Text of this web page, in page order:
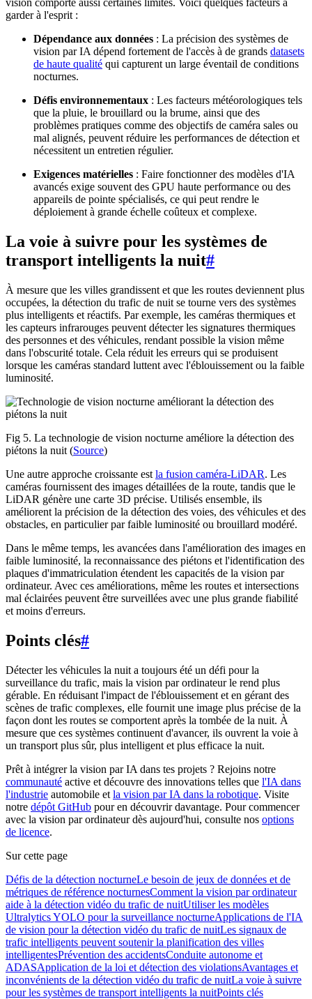
vision comporte aussi certaines limites. Voici quelques facteurs à
garder à l'esprit :
Dépendance aux données : La précision des systèmes de
vision par IA dépend fortement de l'accès à de grands datasets
de haute qualité qui capturent un large éventail de conditions
nocturnes.
Défis environnementaux : Les facteurs météorologiques tels
que la pluie, le brouillard ou la brume, ainsi que des
problèmes pratiques comme des objectifs de caméra sales ou
mal alignés, peuvent réduire les performances de détection et
nécessitent un entretien régulier.
Exigences matérielles : Faire fonctionner des modèles d'IA
avancés exige souvent des GPU haute performance ou des
appareils de pointe spécialisés, ce qui peut rendre le
déploiement à grande échelle coûteux et complexe.
La voie à suivre pour les systèmes de
transport intelligents la nuit#
À mesure que les villes grandissent et que les routes deviennent plus
occupées, la détection du trafic de nuit se tourne vers des systèmes
plus intelligents et réactifs. Par exemple, les caméras thermiques et
les capteurs infrarouges peuvent détecter les signatures thermiques
des personnes et des véhicules, rendant possible la vision même
dans l'obscurité totale. Cela réduit les erreurs qui se produisent
lorsque les caméras standard luttent avec l'éblouissement ou la faible
luminosité.
Fig 5. La technologie de vision nocturne améliore la détection des
piétons la nuit (Source)
Une autre approche croissante est la fusion caméra-LiDAR. Les
caméras fournissent des images détaillées de la route, tandis que le
LiDAR génère une carte 3D précise. Utilisés ensemble, ils
améliorent la précision de la détection des voies, des véhicules et des
obstacles, en particulier par faible luminosité ou brouillard modéré.
Dans le même temps, les avancées dans l'amélioration des images en
faible luminosité, la reconnaissance des piétons et l'identification des
plaques d'immatriculation étendent les capacités de la vision par
ordinateur. Avec ces améliorations, même les routes et intersections
mal éclairées peuvent être surveillées avec une plus grande fiabilité
et moins d'erreurs.
Points clés#
Détecter les véhicules la nuit a toujours été un défi pour la
surveillance du trafic, mais la vision par ordinateur le rend plus
gérable. En réduisant l'impact de l'éblouissement et en gérant des
scènes de trafic complexes, elle fournit une image plus précise de la
façon dont les routes se comportent après la tombée de la nuit. À
mesure que ces systèmes continuent d'avancer, ils ouvrent la voie à
un transport plus sûr, plus intelligent et plus efficace la nuit.
Prêt à intégrer la vision par IA dans tes projets ? Rejoins notre
communauté active et découvre des innovations telles que l'IA dans
l'industrie automobile et la vision par IA dans la robotique. Visite
notre dépôt GitHub pour en découvrir davantage. Pour commencer
avec la vision par ordinateur dès aujourd'hui, consulte nos options
de licence.
Sur cette page
Défis de la détection nocturneLe besoin de jeux de données et de
métriques de référence nocturnesComment la vision par ordinateur
aide à la détection vidéo du trafic de nuitUtiliser les modèles
Ultralytics YOLO pour la surveillance nocturneApplications de l'IA
de vision pour la détection vidéo du trafic de nuitLes signaux de
trafic intelligents peuvent soutenir la planification des villes
intelligentesPrévention des accidentsConduite autonome et
ADASApplication de la loi et détection des violationsAvantages et
inconvénients de la détection vidéo du trafic de nuitLa voie à suivre
pour les systèmes de transport intelligents la nuitPoints clés